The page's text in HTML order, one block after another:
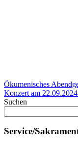
Vorheriger
Beitrag:
Ökumenisches
Nächster
Beitrag:
Konzert am
Suchen
Service/